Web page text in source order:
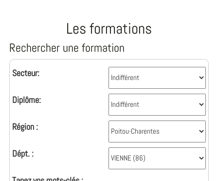
Les formations
Rechercher une formation
Secteur:
Diplôme:
Région :
Dépt. :